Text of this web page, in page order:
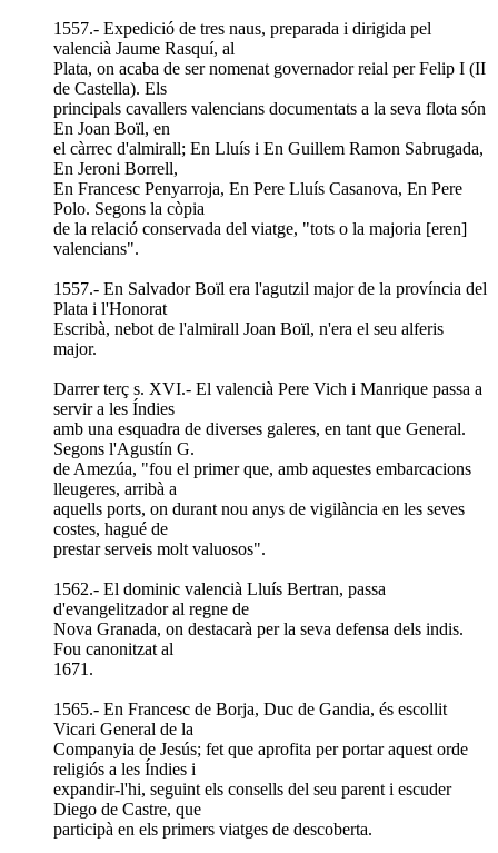
1557.- Expedició de tres naus, preparada i dirigida pel
valencià Jaume Rasquí, al
Plata, on acaba de ser nomenat governador reial per Felip I (II
de Castella). Els
principals cavallers valencians documentats a la seva flota són
En Joan Boïl, en
el càrrec d'almirall; En Lluís i En Guillem Ramon Sabrugada,
En Jeroni Borrell,
En Francesc Penyarroja, En Pere Lluís Casanova, En Pere
Polo. Segons la còpia
de la relació conservada del viatge, "tots o la majoria [eren]
valencians".
1557.- En Salvador Boïl era l'agutzil major de la província del
Plata i l'Honorat
Escribà, nebot de l'almirall Joan Boïl, n'era el seu alferis
major.
Darrer terç s. XVI.- El valencià Pere Vich i Manrique passa a
servir a les Índies
amb una esquadra de diverses galeres, en tant que General.
Segons l'Agustín G.
de Amezúa, "fou el primer que, amb aquestes embarcacions
lleugeres, arribà a
aquells ports, on durant nou anys de vigilància en les seves
costes, hagué de
prestar serveis molt valuosos".
1562.- El dominic valencià Lluís Bertran, passa
d'evangelitzador al regne de
Nova Granada, on destacarà per la seva defensa dels indis.
Fou canonitzat al
1671.
1565.- En Francesc de Borja, Duc de Gandia, és escollit
Vicari General de la
Companyia de Jesús; fet que aprofita per portar aquest orde
religiós a les Índies i
expandir-l'hi, seguint els consells del seu parent i escuder
Diego de Castre, que
participà en els primers viatges de descoberta.